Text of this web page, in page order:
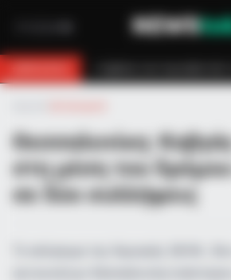
Θεσσαλονίκη:
στη μέση του
σε δύο συλλήψεις